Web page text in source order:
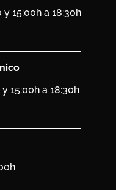
15:00h a 18:30h
15:00h a 18:30h